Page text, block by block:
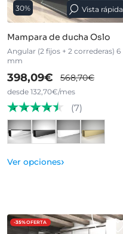
30% Vista rápida
Mampara de ducha Oslo
Angular (2 fijos + 2 correderas) 6
mm
398,09€ 568,70€
desde 132,70€/mes
(7)
Ver opciones›
-35%OFERTA